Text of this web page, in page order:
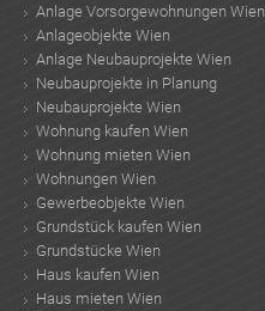
Anlage Vorsorgewohnungen Wien
Anlageobjekte Wien
Anlage Neubauprojekte Wien
Neubauprojekte in Planung
Neubauprojekte Wien
Wohnung kaufen Wien
Wohnung mieten Wien
Wohnungen Wien
Gewerbeobjekte Wien
Grundstück kaufen Wien
Grundstücke Wien
Haus kaufen Wien
Haus mieten Wien